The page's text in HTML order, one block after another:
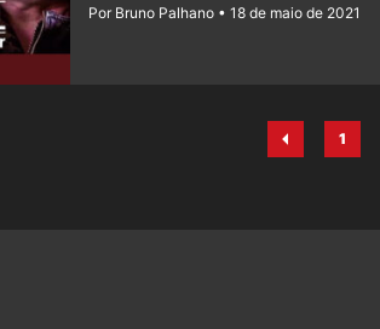
Por Bruno Palhano 18 de maio de 2021
1